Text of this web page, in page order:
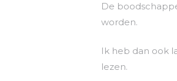
De
worden.
Ik heb dan ook
lezen.